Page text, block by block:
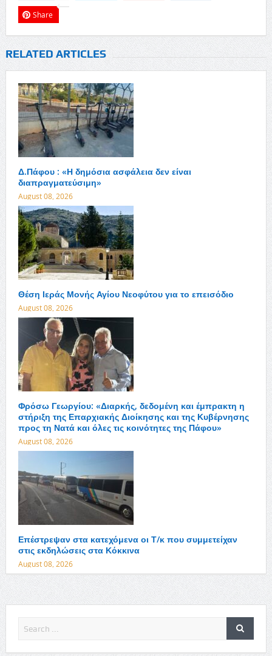
Share
RELATED ARTICLES
Δ.Πάφου : «Η δημόσια ασφάλεια δεν είναι
διαπραγματεύσιμη»
August 08, 2026
Θέση Ιεράς Μονής Αγίου Νεοφύτου για το επεισόδιο
August 08, 2026
Φρόσω Γεωργίου: «Διαρκής, δεδομένη και έμπρακτη η
στήριξη της Επαρχιακής Διοίκησης και της Κυβέρνησης
προς τη Νατά και όλες τις κοινότητες της Πάφου»
August 08, 2026
Επέστρεψαν στα κατεχόμενα οι Τ/κ που συμμετείχαν
στις εκδηλώσεις στα Κόκκινα
August 08, 2026